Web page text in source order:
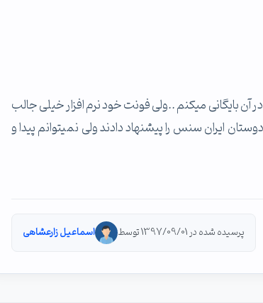
آن بایگانی میکنم ..ولی فونت خود نرم افزار خیلی جالب
ایران سنس را پیشنهاد دادند ولی نمیتوانم پیدا و
پرسیده شده در 1397/09/01 توسط اسماعیل زارعشاهی